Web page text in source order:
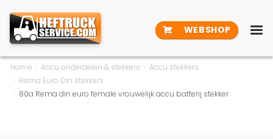
WEBSHOP
Home Accu onderdelen & stekkers
Accu stekkers
Rema Euro Din stekkers
80a Rema din euro female vrouwelijk accu batterij stekker